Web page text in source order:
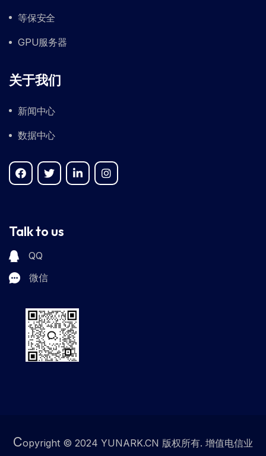
等保安全
GPU服务器
关于我们
新闻中心
数据中心
Talk to us
QQ
微信
Copyright © 2024 YUNARK.CN 版权所有. 增值电信业